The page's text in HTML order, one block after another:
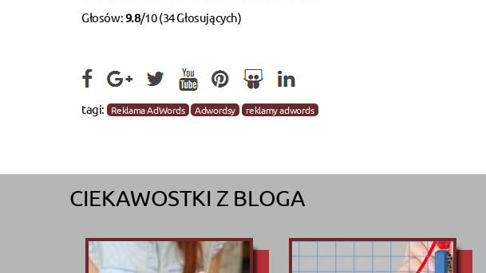
Głosów:9.8/10 (34 Głosujących)
tagi: Reklama AdWords Adwordsy reklamy adwords
CIEKAWOSTKI Z BLOGA